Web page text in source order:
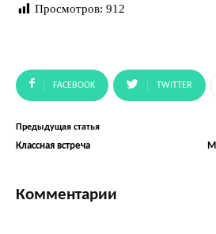
Просмотров: 912
FACEBOOK TWITTER
Предыдущая статья
Классная встреча
Комментарии